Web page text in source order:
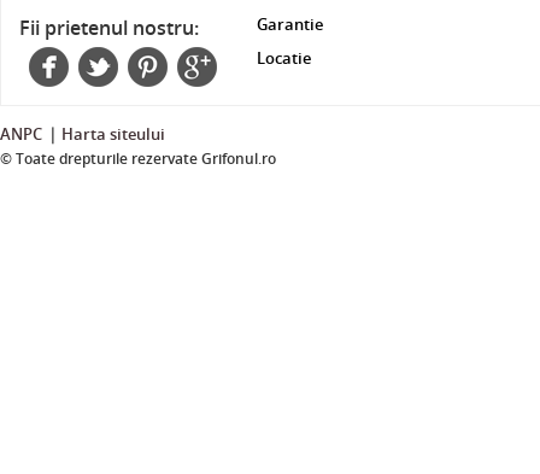
Fii prietenul nostru:
Garantie
Locatie
ANPC | Harta siteului
© Toate drepturile rezervate Grifonul.ro